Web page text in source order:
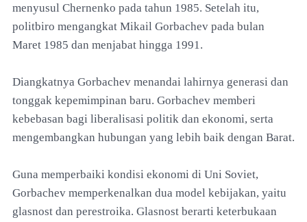
menyusul Chernenko pada tahun 1985. Setelah itu,
politbiro mengangkat Mikail Gorbachev pada bulan
Maret 1985 dan menjabat hingga 1991.
Diangkatnya Gorbachev menandai lahirnya generasi dan
tonggak kepemimpinan baru. Gorbachev memberi
kebebasan bagi liberalisasi politik dan ekonomi, serta
mengembangkan hubungan yang lebih baik dengan Barat.
Guna memperbaiki kondisi ekonomi di Uni Soviet,
Gorbachev memperkenalkan dua model kebijakan, yaitu
glasnost dan perestroika. Glasnost berarti keterbukaan